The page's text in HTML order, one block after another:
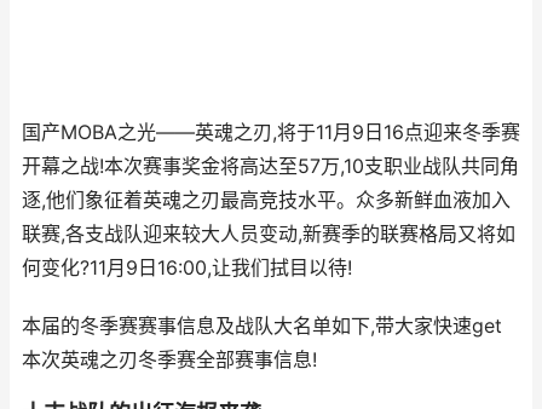
国产MOBA之光——英魂之刃,将于11月9日16点迎来冬季赛
开幕之战!本次赛事奖金将高达至57万,10支职业战队共同角
逐,他们象征着英魂之刃最高竞技水平。众多新鲜血液加入
联赛,各支战队迎来较大人员变动,新赛季的联赛格局又将如
何变化?11月9日16:00,让我们拭目以待!
本届的冬季赛赛事信息及战队大名单如下,带大家快速get
本次英魂之刃冬季赛全部赛事信息!